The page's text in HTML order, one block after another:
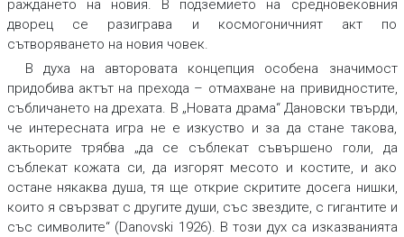
раждането на новия. В подземието на средновековния
дворец се разиграва и космогоничният акт по
сътворяването на новия човек.
В духа на авторовата концепция особена значимост
придобива актът на прехода – отмахване на привидностите,
събличането на дрехата. В „Новата драма“ Дановски твърди,
че интересната игра не е изкуство и за да стане такова,
актьорите трябва „да се съблекат съвършено голи, да
съблекат кожата си, да изгорят месото и костите, и ако
остане някаква душа, тя ще открие скритите досега нишки,
които я свързват с другите души, със звездите, с гигантите и
със символите“ (Danovski 1926). В този дух са изказванията